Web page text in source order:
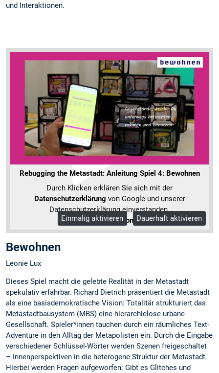
und Interaktionen.
Rebugging the Metastadt: Anleitung Spiel 4: Bewohnen
Durch Klicken erklären Sie sich mit der
Datenschutzerklärung von Google und unserer
Datenschutzerklärung einverstanden.
Mehr Informationen
Einmalig aktivieren Dauerhaft aktivieren
Bewohnen
Leonie Lux
Dieses Spiel macht die gelebte Realität in der Metastadt
spekulativ erfahrbar. Richard Dietrich präsentiert die Metastadt
als eine basisdemokratische Vision: Totalitär strukturiert das
Metastadtbausystem (MBS) eine hierarchielose urbane
Gesellschaft. Spieler*innen tauchen durch ein räumliches Text-
Adventure in den Alltag der Metapolisten ein. Durch die Eingabe
verschiedener Schlüssel-Wörter werden Szenen freigeschaltet
– Innenperspektiven in die heterogene Struktur der Metastadt.
Hierbei werden Fragen aufgeworfen: Gibt es Glitches und